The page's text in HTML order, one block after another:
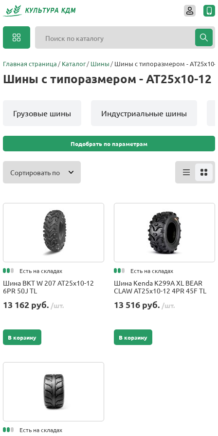
Главная страница Каталог Шины Шины с типоразмером - AT25x10-
Шины с типоразмером - AT25x10-12
Грузовые шины Индустриальные шины
Подобрать по параметрам
Сортировать по
Есть на складах
Шина BKT W 207 AT25x10-12
6PR 50J TL
13 162 руб. /шт.
В корзину
Есть на складах
Шина Kenda K299A XL BEAR
CLAW AT25x10-12 4PR 45F TL
13 516 руб. /шт.
В корзину
Есть на складах